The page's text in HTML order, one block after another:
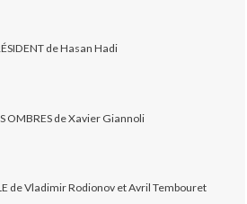
de Hasan Hadi
OMBRES de Xavier Giannoli
de Vladimir Rodionov et Avril Tembouret